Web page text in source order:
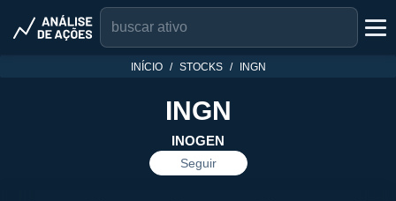
INÍCIO STOCKS INGN
INGN
INOGEN
Seguir